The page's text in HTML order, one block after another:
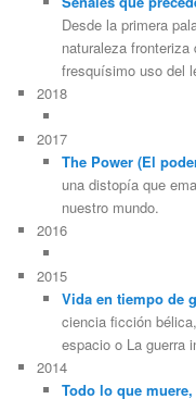
Desde la primera
naturaleza
fresquísimo uso del
2018
2017
The Power (El
una distopía que
nuestro mundo.
2016
2015
Vida en tiempo de
ciencia ficción
espacio o La guerra
2014
Todo lo que